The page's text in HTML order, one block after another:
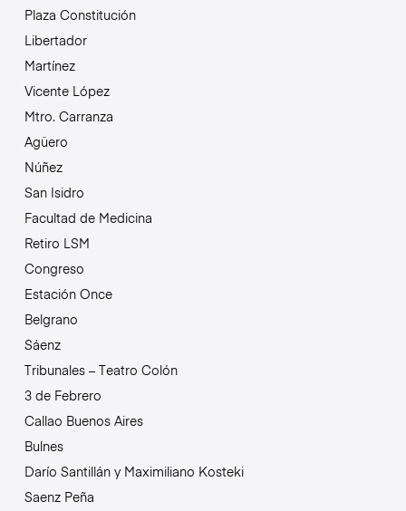
Plaza Constitución
Libertador
Martínez
Vicente López
Mtro. Carranza
Agüero
Núñez
San Isidro
Facultad de Medicina
Retiro LSM
Congreso
Estación Once
Belgrano
Sáenz
Tribunales – Teatro Colón
3 de Febrero
Callao Buenos Aires
Bulnes
Darío Santillán y Maximiliano Kosteki
Saenz Peña